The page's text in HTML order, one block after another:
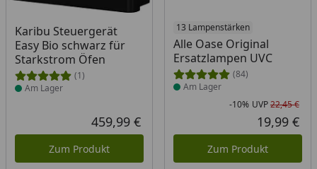
Karibu Steuergerät
Easy Bio schwarz für
Starkstrom Öfen
(1)
Produkt am Lager
Am Lager
Aktueller Preis
459,99 €
Zum Produkt
13 Lampenstärken
Alle Oase Original
Ersatzlampen UVC
(84)
Produkt am Lager
Am Lager
-10% UVP22,45 €
19,99 €
Zum Produkt